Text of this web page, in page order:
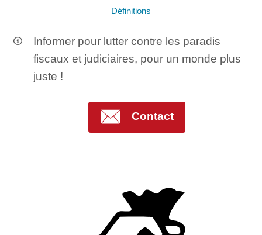
Définitions
Informer pour lutter contre les paradis
fiscaux et judiciaires, pour un monde plus
juste !
Contact